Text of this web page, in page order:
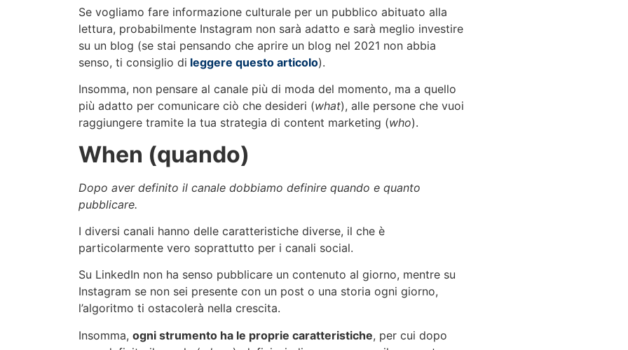
Se vogliamo fare informazione culturale per un pubblico abituato alla
lettura, probabilmente Instagram non sarà adatto e sarà meglio investire
su un blog (se stai pensando che aprire un blog nel 2021 non abbia
senso, ti consiglio di leggere questo articolo).
Insomma, non pensare al canale più di moda del momento, ma a quello
più adatto per comunicare ciò che desideri (what), alle persone che vuoi
raggiungere tramite la tua strategia di content marketing (who).
When (quando)
Dopo aver definito il canale dobbiamo definire quando e quanto
pubblicare.
I diversi canali hanno delle caratteristiche diverse, il che è
particolarmente vero soprattutto per i canali social.
Su LinkedIn non ha senso pubblicare un contenuto al giorno, mentre su
Instagram se non sei presente con un post o una storia ogni giorno,
l’algoritmo ti ostacolerà nella crescita.
Insomma, ogni strumento ha le proprie caratteristiche, per cui dopo